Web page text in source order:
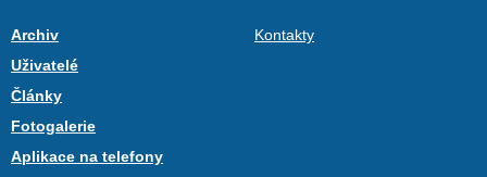
Archiv
Uživatelé
Články
Fotogalerie
Aplikace na telefony
Kontakty